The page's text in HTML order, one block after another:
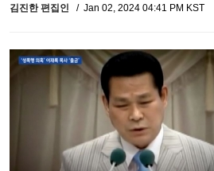
김진한 편집인 Jan 02, 2024 04:41 PM KST